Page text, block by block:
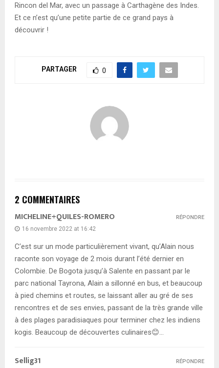
Rincon del Mar, avec un passage à Carthagène des Indes.
Et ce n’est qu’une petite partie de ce grand pays à
découvrir !
PARTAGER 0
2 COMMENTAIRES
MICHELINE+QUILES-ROMERO
16 novembre 2022 at 16:42
C’est sur un mode particulièrement vivant, qu’Alain nous
raconte son voyage de 2 mois durant l’été dernier en
Colombie. De Bogota jusqu’à Salente en passant par le
parc national Tayrona, Alain a sillonné en bus, et beaucoup
à pied chemins et routes, se laissant aller au gré de ses
rencontres et de ses envies, passant de la très grande ville
à des plages paradisiaques pour terminer chez les indiens
kogis. Beaucoup de découvertes culinaires😊…
RÉPONDRE
Sellig31 RÉPONDRE